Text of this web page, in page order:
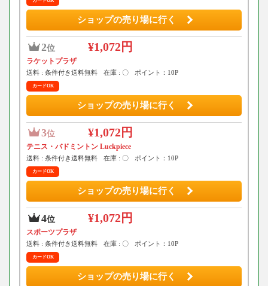
ショップの売り場に行く
2位 ¥1,072円
ラケットプラザ
送料 : 条件付き送料無料 在庫 : 〇 ポイント：10P
カードOK
ショップの売り場に行く
3位 ¥1,072円
テニス・バドミントン Luckpiece
送料 : 条件付き送料無料 在庫 : 〇 ポイント：10P
カードOK
ショップの売り場に行く
4位 ¥1,072円
スポーツプラザ
送料 : 条件付き送料無料 在庫 : 〇 ポイント：10P
カードOK
ショップの売り場に行く